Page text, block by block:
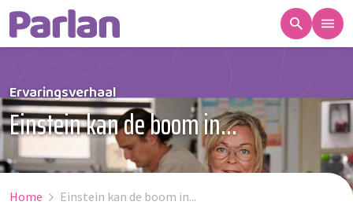
Ervaringsverhaal
Einstein kan de boom in...
Home Einstein kan de boom in...